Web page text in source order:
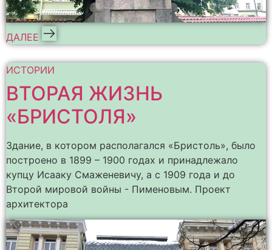
ДАЛЕЕ
ИСТОРИИ
ВТОРАЯ ЖИЗНЬ
«БРИСТОЛЯ»
Здание, в котором располагался «Бристоль», было
построено в 1899 – 1900 годах и принадлежало
купцу Исааку Смаженевичу, а с 1909 года и до
Второй мировой войны - Пименовым. Проект
архитектора